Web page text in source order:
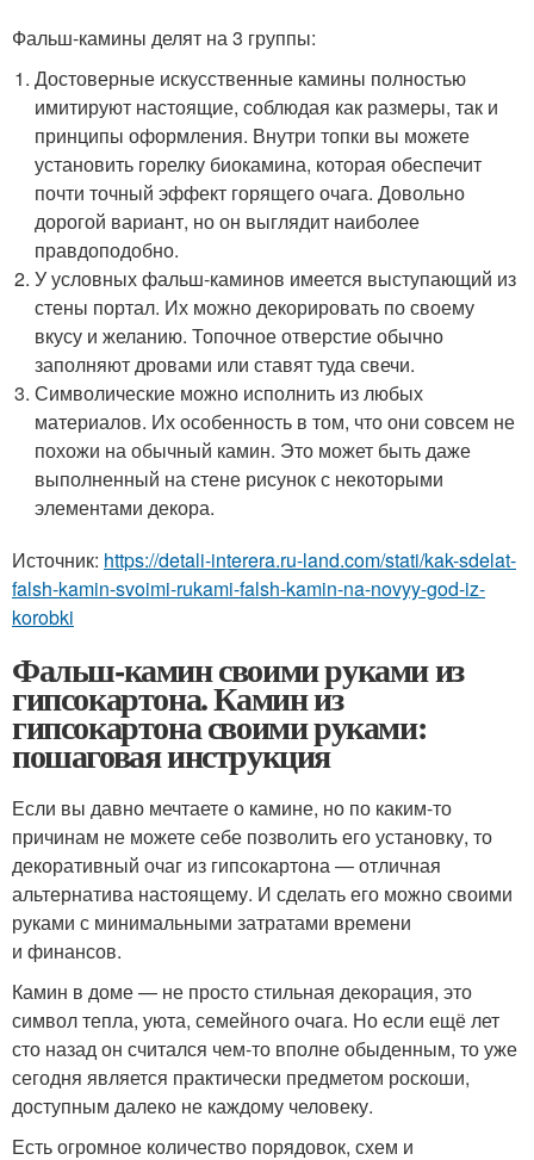
Фальш-камины делят на 3 группы:
Достоверные искусственные камины полностью
имитируют настоящие, соблюдая как размеры, так и
принципы оформления. Внутри топки вы можете
установить горелку биокамина, которая обеспечит
почти точный эффект горящего очага. Довольно
дорогой вариант, но он выглядит наиболее
правдоподобно.
У условных фальш-каминов имеется выступающий из
стены портал. Их можно декорировать по своему
вкусу и желанию. Топочное отверстие обычно
заполняют дровами или ставят туда свечи.
Символические можно исполнить из любых
материалов. Их особенность в том, что они совсем не
похожи на обычный камин. Это может быть даже
выполненный на стене рисунок с некоторыми
элементами декора.
Источник: https://detali-interera.ru-land.com/stati/kak-sdelat-
falsh-kamin-svoimi-rukami-falsh-kamin-na-novyy-god-iz-
korobki
Фальш-камин своими руками из
гипсокартона. Камин из
гипсокартона своими руками:
пошаговая инструкция
Если вы давно мечтаете о камине, но по каким-то
причинам не можете себе позволить его установку, то
декоративный очаг из гипсокартона — отличная
альтернатива настоящему. И сделать его можно своими
руками с минимальными затратами времени
и финансов.
Камин в доме — не просто стильная декорация, это
символ тепла, уюта, семейного очага. Но если ещё лет
сто назад он считался чем-то вполне обыденным, то уже
сегодня является практически предметом роскоши,
доступным далеко не каждому человеку.
Есть огромное количество порядовок, схем и